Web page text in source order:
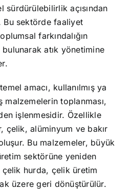
sürdürülebilirlik açısından
Bu sektörde faaliyet
farkındalığın
bulunarak atık yönetimine
amacı, kullanılmış ya
malzemelerin toplanması,
işlenmesidir. Özellikle
çelik, alüminyum ve bakır
Bu malzemeler, büyük
sektörüne yeniden
çelik hurda, çelik üretim
üzere geri dönüştürülür.